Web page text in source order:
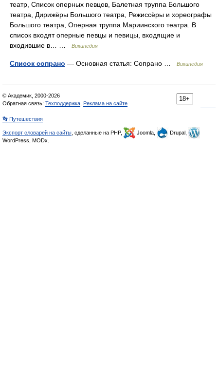
театр, Список оперных певцов, Балетная труппа Большого
театра, Дирижёры Большого театра, Режиссёры и хореографы
Большого театра, Оперная труппа Мариинского театра. В
список входят оперные певцы и певицы, входящие и
входившие в… …
Википедия
Список сопрано — Основная статья: Сопрано … Википедия
18+
© Академик, 2000-2026
Обратная связь: Техподдержка Реклама на сайте
👣 Путешествия
Экспорт словарей на сайты , сделанные на PHP, Joomla,
Drupal,
WordPress, MODx.